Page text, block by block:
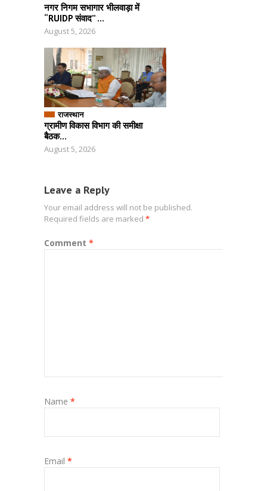
नगर निगम सभागार भीलवाड़ा में
“RUIDP संवाद” ...
August 5, 2026
राजस्थान
ग्रामीण विकास विभाग की समीक्षा
बैठक...
August 5, 2026
Leave a Reply
Your email address will not be published.
Required fields are marked *
Comment *
Name *
Email *